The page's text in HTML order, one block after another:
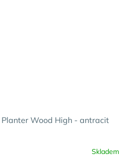
Wood High - antracit
Skladem